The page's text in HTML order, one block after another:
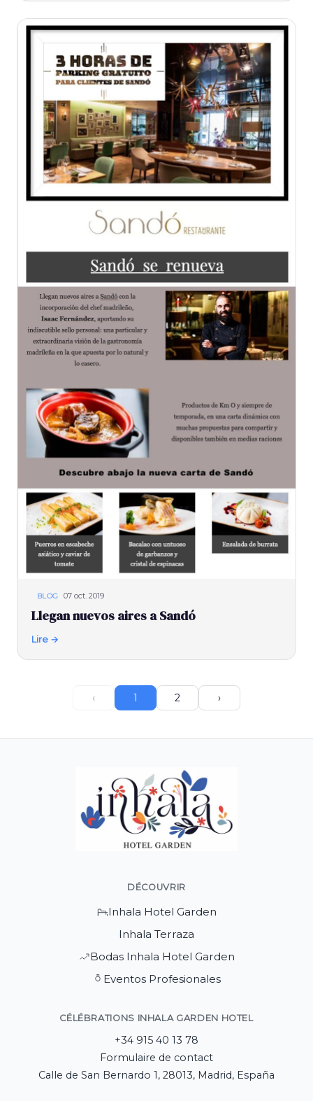
BLOG 07 oct. 2019
Llegan nuevos aires a Sandó
Lire →
‹ 1 2 ›
DÉCOUVRIR
Inhala Hotel Garden
Inhala Terraza
Bodas Inhala Hotel Garden
Eventos Profesionales
CÉLÉBRATIONS INHALA GARDEN HOTEL
+34 915 40 13 78
Formulaire de contact
Calle de San Bernardo 1, 28013, Madrid, España